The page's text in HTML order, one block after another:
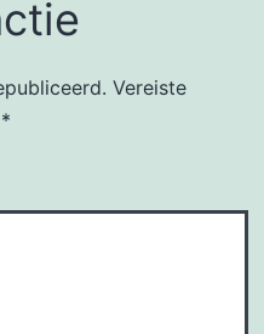
Vereiste
*